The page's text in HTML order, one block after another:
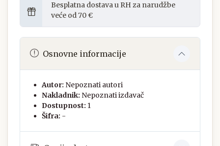
Besplatna dostava u RH za narudžbe
veće od 70 €
Osnovne informacije
Autor: Nepoznati autori
Nakladnik: Nepoznati izdavač
Dostupnost: 1
Šifra: -